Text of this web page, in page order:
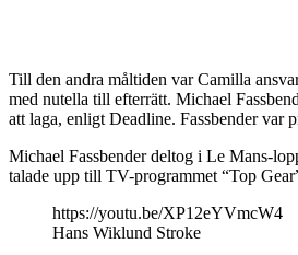
Till den andra måltiden var Camilla
med nutella till efterrätt. Michael
att laga, enligt Deadline. Fassbender var
Michael Fassbender deltog i Le Mans-
talade upp till TV-programmet “Top
https://youtu.be/XP12eYVmcW4
Hans Wiklund Stroke